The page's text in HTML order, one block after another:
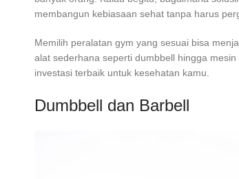
membangun kebiasaan sehat tanpa harus
Memilih peralatan gym yang sesuai bisa
alat sederhana seperti dumbbell hingga
investasi terbaik untuk kesehatan kamu.
Dumbbell dan Barbell